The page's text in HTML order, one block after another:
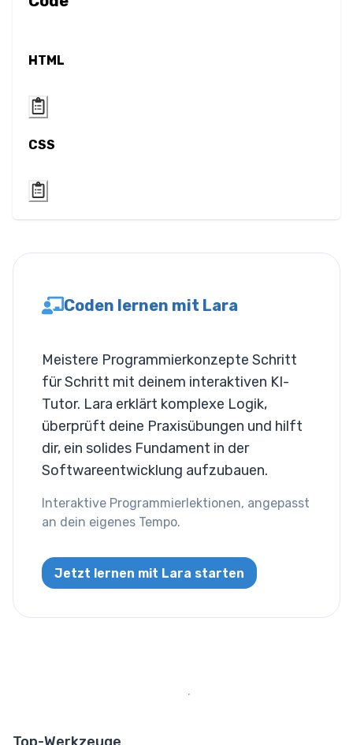
Verschieben
(Translate)
HTML
Input
Eingabe Checkbox &
Radio
Eingabe Farbe
Eingabe Datum &
Eingabe E-Mail
Eingabe Datei
HTML
CSS
Coden lernen mit Lara
Meistere Programmierkonzepte Schritt
für Schritt mit deinem interaktiven KI-
Tutor. Lara erklärt komplexe Logik,
überprüft deine Praxisübungen und hilft
dir, ein solides Fundament in der
Softwareentwicklung aufzubauen.
Interaktive Programmierlektionen, angepasst
an dein eigenes Tempo.
Jetzt lernen mit Lara starten